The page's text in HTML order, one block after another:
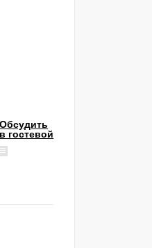
Обсудить
в гостевой